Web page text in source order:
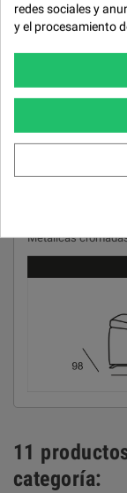
Relleno de fibra
individualmente.
Metálicas
11
categoría:
redes sociales y
y el procesamiento